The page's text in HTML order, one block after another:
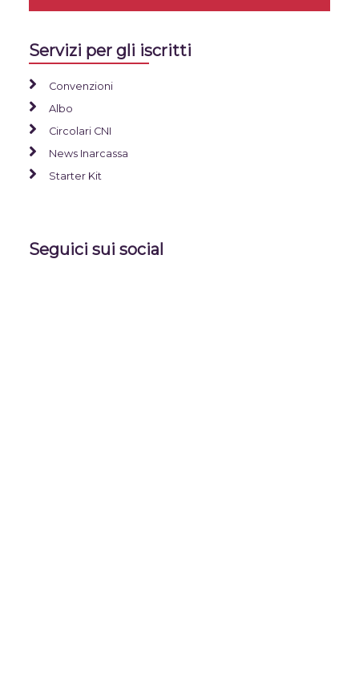
Servizi per gli iscritti
Convenzioni
Albo
Circolari CNI
News Inarcassa
Starter Kit
Seguici sui social